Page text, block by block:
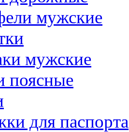
мужские
мужские
поясные
для паспорта